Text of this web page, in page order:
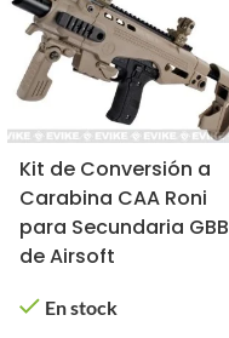
Kit de Conversión a
Carabina CAA Roni
para Secundaria GBB
de Airsoft
En stock